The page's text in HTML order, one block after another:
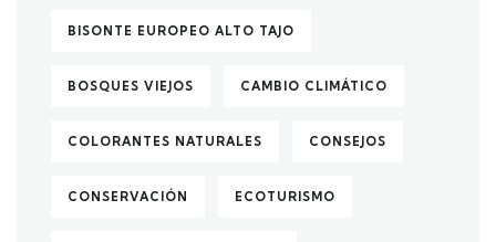
BISONTE EUROPEO ALTO TAJO
BOSQUES VIEJOS CAMBIO CLIMÁTICO
COLORANTES NATURALES CONSEJOS
CONSERVACIÓN ECOTURISMO